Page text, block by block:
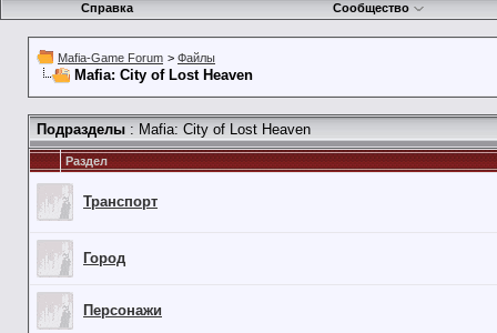
Справка Сообщество
Mafia-Game Forum > Файлы
Mafia: City of Lost Heaven
Подразделы : Mafia: City of Lost Heaven
Раздел
Транспорт
Город
Персонажи